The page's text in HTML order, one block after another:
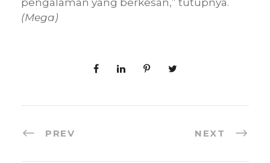
pengalaman yang berkesan,” tutupnya.
(Mega)
PREV NEXT